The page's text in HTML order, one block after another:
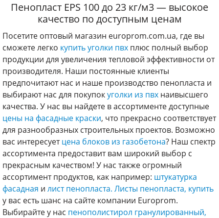
Пенопласт EPS 100 до 23 кг/м3 — высокое
качество по доступным ценам
Посетите оптовый магазин europrom.com.ua, где вы
сможете легко купить уголки пвх плюс полный выбор
продукции для увеличения тепловой эффективности от
производителя. Наши постоянные клиенты
предпочитают нас и наше производство пенопласта и
выбирают нас для покупокуголки из пвх наивысшего
качества. У нас вы найдете в ассортименте доступные
цены на фасадные краски, что прекрасно соответствует
для разнообразных строительных проектов. Возможно
вас интересуетцена блоков из газобетона? Наш спектр
ассортимента предоставит вам широкий выбор с
прекрасным качеством! У нас также огромный
ассортимент продуктов, как например: штукатурка
фасадная и лист пенопласта. Листы пенопласта, купить
у вас есть шанс на сайте компании Europrom.
Выбирайте у нас пенополистирол гранулированный,